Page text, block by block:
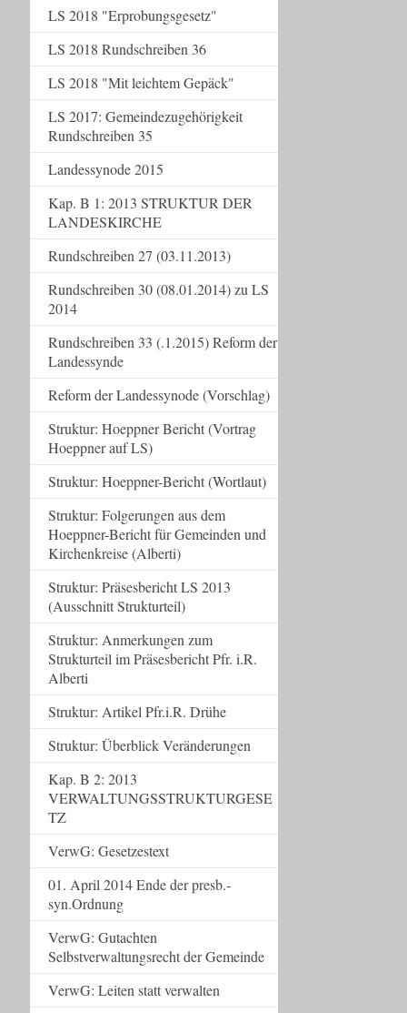
LS 2018 "Erprobungsgesetz"
LS 2018 Rundschreiben 36
LS 2018 "Mit leichtem Gepäck"
LS 2017: Gemeindezugehörigkeit
Rundschreiben 35
Landessynode 2015
Kap. B 1: 2013 STRUKTUR DER
LANDESKIRCHE
Rundschreiben 27 (03.11.2013)
Rundschreiben 30 (08.01.2014) zu LS
2014
Rundschreiben 33 (.1.2015) Reform der
Landessynde
Reform der Landessynode (Vorschlag)
Struktur: Hoeppner Bericht (Vortrag
Hoeppner auf LS)
Struktur: Hoeppner-Bericht (Wortlaut)
Struktur: Folgerungen aus dem
Hoeppner-Bericht für Gemeinden und
Kirchenkreise (Alberti)
Struktur: Präsesbericht LS 2013
(Ausschnitt Strukturteil)
Struktur: Anmerkungen zum
Strukturteil im Präsesbericht Pfr. i.R.
Alberti
Struktur: Artikel Pfr.i.R. Drühe
Struktur: Überblick Veränderungen
Kap. B 2: 2013
VERWALTUNGSSTRUKTURGESE
TZ
VerwG: Gesetzestext
01. April 2014 Ende der presb.-
syn.Ordnung
VerwG: Gutachten
Selbstverwaltungsrecht der Gemeinde
VerwG: Leiten statt verwalten